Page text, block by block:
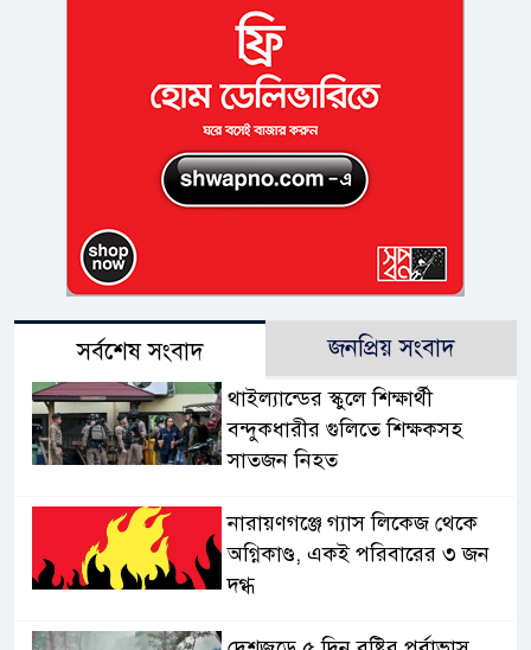
সর্বশেষ সংবাদ জনপ্রিয় সংবাদ
থাইল্যান্ডের স্কুলে শিক্ষার্থী
বন্দুকধারীর গুলিতে শিক্ষকসহ
সাতজন নিহত
নারায়ণগঞ্জে গ্যাস লিকেজ থেকে
অগ্নিকাণ্ড, একই পরিবারের ৩ জন
দগ্ধ